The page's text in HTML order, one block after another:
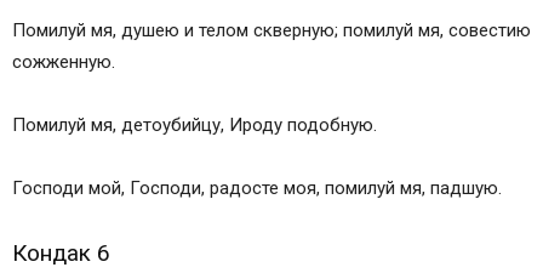
Помилуй мя, душею и телом скверную; помилуй мя, совестию
сожженную.
Помилуй мя, детоубийцу, Ироду подобную.
Господи мой, Господи, радосте моя, помилуй мя, падшую.
Кондак 6